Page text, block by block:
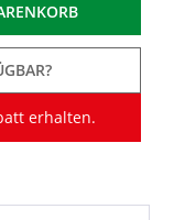
erhalten.